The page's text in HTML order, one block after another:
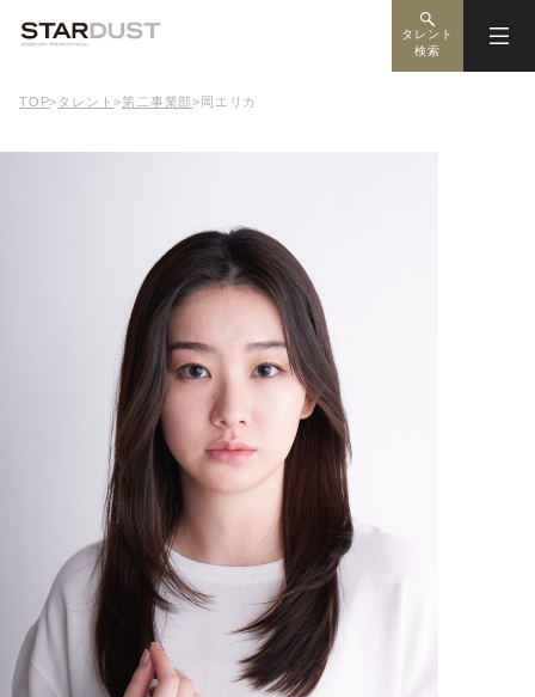
タレント
検索
TOP> タレント>第二事業部> 岡エリカ